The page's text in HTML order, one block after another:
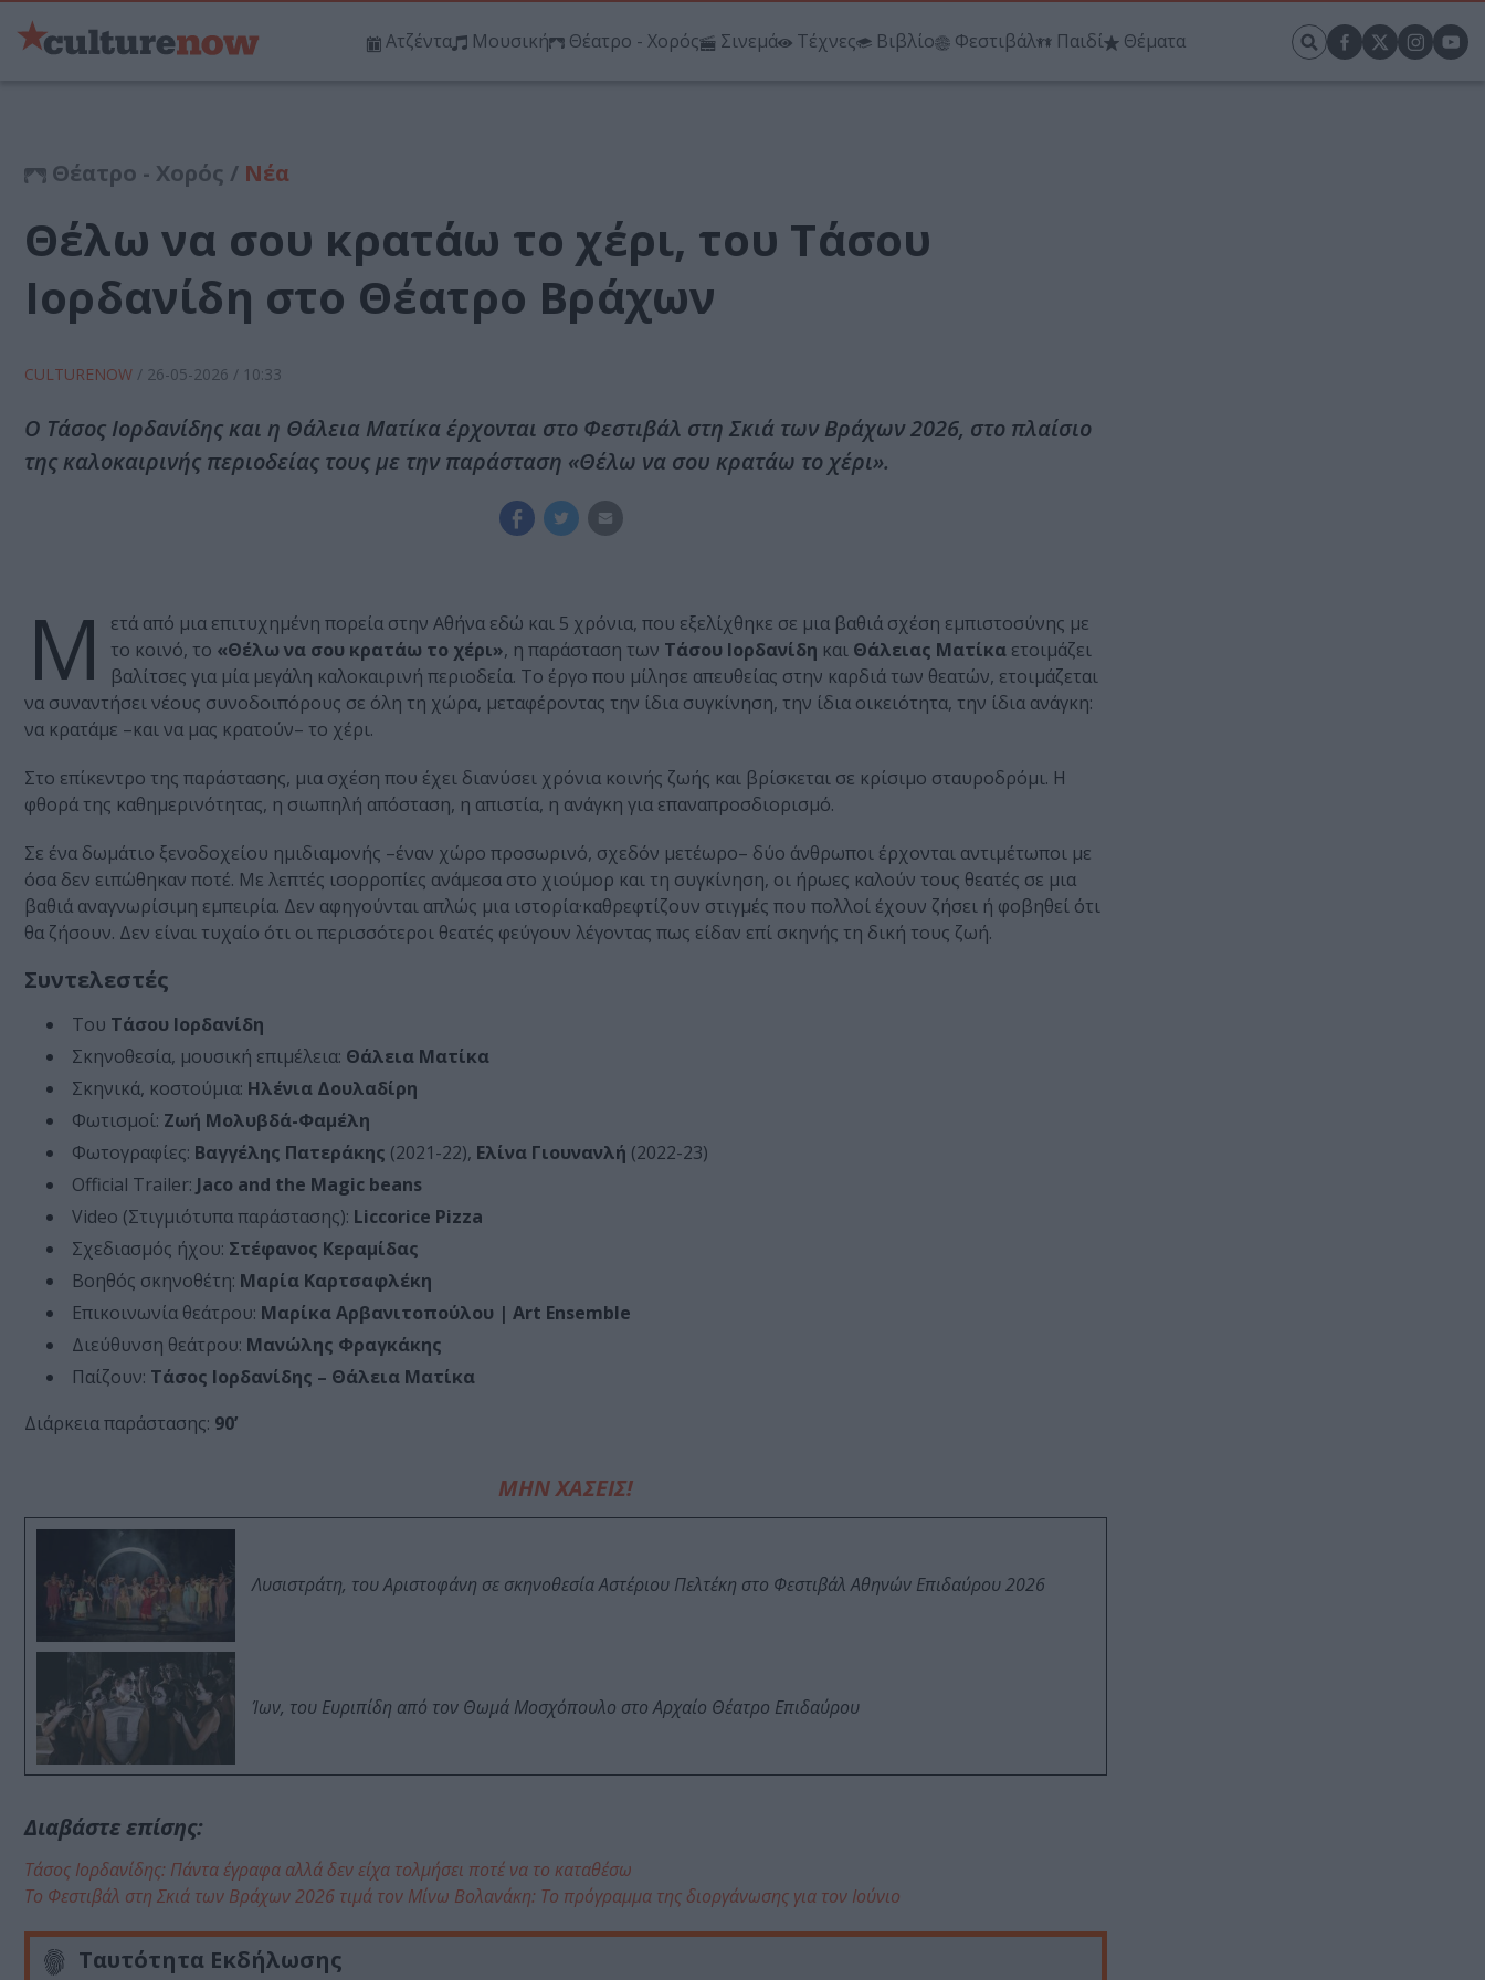
Ατζέντα Μουσική Θέατρο - Χορός Σινεμά Τέχνες Βιβλίο Φεστιβάλ Παιδί Θέματα
Θέατρο - Χορός / Νέα
Θέλω να σου κρατάω το χέρι, του Τάσου
Ιορδανίδη στο Θέατρο Βράχων
CULTURENOW / 26-05-2026 / 10:33
Ο Τάσος Ιορδανίδης και η Θάλεια Ματίκα έρχονται στο Φεστιβάλ στη Σκιά των Βράχων 2026, στο πλαίσιο
της καλοκαιρινής περιοδείας τους με την παράσταση «Θέλω να σου κρατάω το χέρι».
Μ
ετά από μια επιτυχημένη πορεία στην Αθήνα εδώ και 5 χρόνια, που εξελίχθηκε σε μια βαθιά σχέση εμπιστοσύνης με
το κοινό, το «Θέλω να σου κρατάω το χέρι», η παράσταση των Τάσου Ιορδανίδη και Θάλειας Ματίκα ετοιμάζει
βαλίτσες για μία μεγάλη καλοκαιρινή περιοδεία. Το έργο που μίλησε απευθείας στην καρδιά των θεατών, ετοιμάζεται
να συναντήσει νέους συνοδοιπόρους σε όλη τη χώρα, μεταφέροντας την ίδια συγκίνηση, την ίδια οικειότητα, την ίδια ανάγκη:
να κρατάμε –και να μας κρατούν– το χέρι.
Στο επίκεντρο της παράστασης, μια σχέση που έχει διανύσει χρόνια κοινής ζωής και βρίσκεται σε κρίσιμο σταυροδρόμι. Η
φθορά της καθημερινότητας, η σιωπηλή απόσταση, η απιστία, η ανάγκη για επαναπροσδιορισμό.
Σε ένα δωμάτιο ξενοδοχείου ημιδιαμονής –έναν χώρο προσωρινό, σχεδόν μετέωρο– δύο άνθρωποι έρχονται αντιμέτωποι με
όσα δεν ειπώθηκαν ποτέ. Με λεπτές ισορροπίες ανάμεσα στο χιούμορ και τη συγκίνηση, οι ήρωες καλούν τους θεατές σε μια
βαθιά αναγνωρίσιμη εμπειρία. Δεν αφηγούνται απλώς μια ιστορία·καθρεφτίζουν στιγμές που πολλοί έχουν ζήσει ή φοβηθεί ότι
θα ζήσουν. Δεν είναι τυχαίο ότι οι περισσότεροι θεατές φεύγουν λέγοντας πως είδαν επί σκηνής τη δική τους ζωή.
Συντελεστές
Του Τάσου Ιορδανίδη
Σκηνοθεσία, μουσική επιμέλεια: Θάλεια Ματίκα
Σκηνικά, κοστούμια: Ηλένια Δουλαδίρη
Φωτισμοί: Ζωή Μολυβδά-Φαμέλη
Φωτογραφίες: Βαγγέλης Πατεράκης (2021-22), Ελίνα Γιουνανλή (2022-23)
Official Trailer: Jaco and the Magic beans
Video (Στιγμιότυπα παράστασης): Liccorice Pizza
Σχεδιασμός ήχου: Στέφανος Κεραμίδας
Βοηθός σκηνοθέτη: Μαρία Καρτσαφλέκη
Επικοινωνία θεάτρου: Μαρίκα Αρβανιτοπούλου | Art Ensemble
Διεύθυνση θεάτρου: Μανώλης Φραγκάκης
Παίζουν: Τάσος Ιορδανίδης – Θάλεια Ματίκα
Διάρκεια παράστασης: 90’
ΜΗΝ ΧΑΣΕΙΣ!
Λυσιστράτη, του Αριστοφάνη σε σκηνοθεσία Αστέριου Πελτέκη στο Φεστιβάλ Αθηνών Επιδαύρου 2026
Ίων, του Ευριπίδη από τον Θωμά Μοσχόπουλο στο Αρχαίο Θέατρο Επιδαύρου
Διαβάστε επίσης:
Τάσος Ιορδανίδης: Πάντα έγραφα αλλά δεν είχα τολμήσει ποτέ να το καταθέσω
Το Φεστιβάλ στη Σκιά των Βράχων 2026 τιμά τον Μίνω Βολανάκη: Το πρόγραμμα της διοργάνωσης για τον Ιούνιο
Ταυτότητα Εκδήλωσης